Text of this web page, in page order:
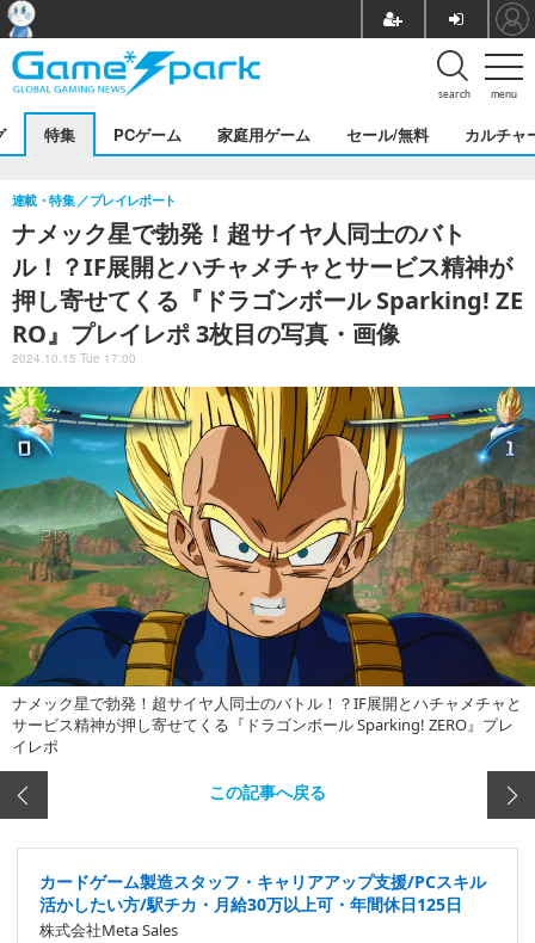
menu
search
特集 PCゲーム 家庭用ゲーム セール/無料 カルチャ
ナメック星で勃発！超サイヤ人同士のバト
ル！？IF展開とハチャメチャとサービス精神が
押し寄せてくる『ドラゴンボール Sparking! ZE
RO』プレイレポ 3枚目の写真・画像
連載・特集 プレイレポート
2024.10.15 Tue 17:00
ナメック星で勃発！超サイヤ人同士のバトル！？IF展開とハチャメチャと
サービス精神が押し寄せてくる『ドラゴンボール Sparking! ZERO』プレ
イレポ
この記事へ戻る
カードゲーム製造スタッフ・キャリアアップ支援/PCスキル
活かしたい方/駅チカ・月給30万以上可・年間休日125日
株式会社Meta Sales